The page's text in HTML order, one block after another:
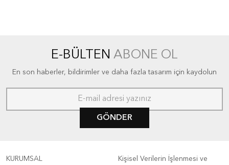
E-BÜLTEN ABONE OL
En son haberler, bildirimler ve daha fazla tasarım için kaydolun
GÖNDER
KURUMSAL
Kişisel Verilerin İşlenmesi ve